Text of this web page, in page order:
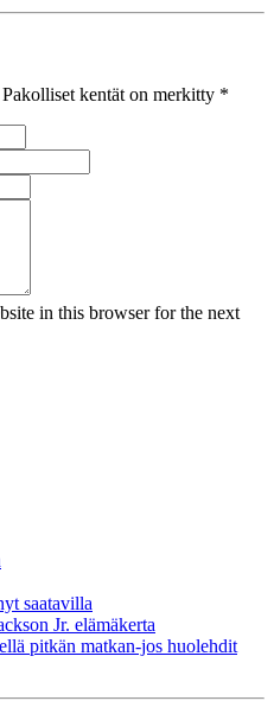
Pakolliset kentät on merkitty *
in this browser for the next
saatavilla
Jr. elämäkerta
pitkän matkan-jos huolehdit